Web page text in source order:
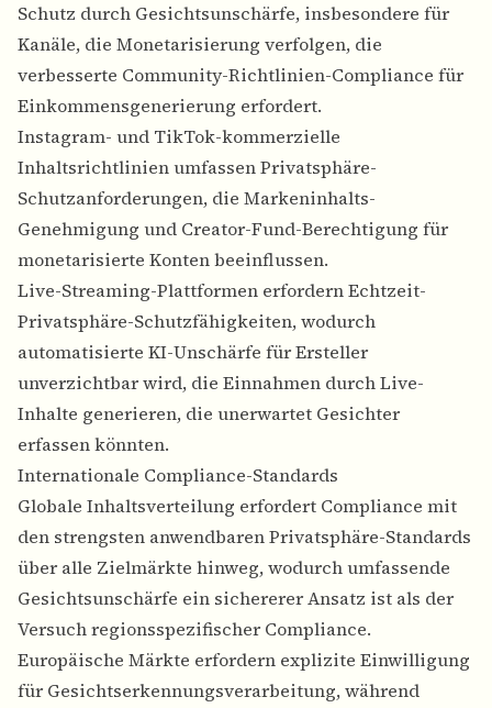
Schutz durch Gesichtsunschärfe, insbesondere für
Kanäle, die Monetarisierung verfolgen, die
verbesserte Community-Richtlinien-Compliance für
Einkommensgenerierung erfordert.
Instagram- und TikTok-kommerzielle
Inhaltsrichtlinien umfassen Privatsphäre-
Schutzanforderungen, die Markeninhalts-
Genehmigung und Creator-Fund-Berechtigung für
monetarisierte Konten beeinflussen.
Live-Streaming-Plattformen erfordern Echtzeit-
Privatsphäre-Schutzfähigkeiten, wodurch
automatisierte KI-Unschärfe für Ersteller
unverzichtbar wird, die Einnahmen durch Live-
Inhalte generieren, die unerwartet Gesichter
erfassen könnten.
Internationale Compliance-Standards
Globale Inhaltsverteilung erfordert Compliance mit
den strengsten anwendbaren Privatsphäre-Standards
über alle Zielmärkte hinweg, wodurch umfassende
Gesichtsunschärfe ein sichererer Ansatz ist als der
Versuch regionsspezifischer Compliance.
Europäische Märkte erfordern explizite Einwilligung
für Gesichtserkennungsverarbeitung, während